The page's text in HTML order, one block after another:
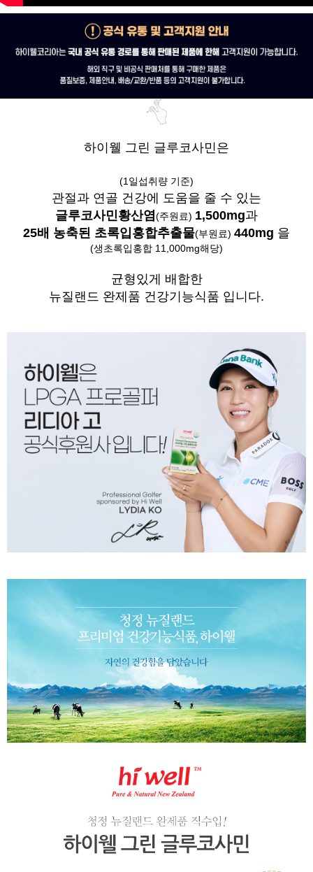
하이웰 그린 글루코사민은
(1일섭취량 기준)
관절과 연골 건강에 도움을 줄 수 있는
글루코사민황산염(주원료) 1,500mg과
25배 농축된 초록입홍합추출물(부원료) 440mg 을
(생초록입홍합 11,000mg해당)
균형있게 배합한
뉴질랜드 완제품 건강기능식품 입니다.